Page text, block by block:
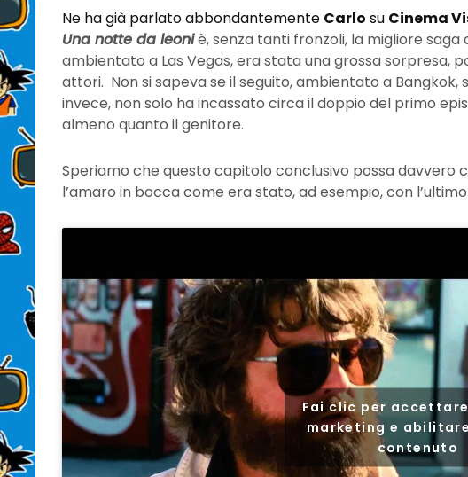
Ne ha già parlato abbondantemente Carlo su Cinema
Una notte da leoniè, senza tanti fronzoli, la migliore
ambientato a Las Vegas, era stata una grossa sorpresa,
attori. Non si sapeva se il seguito, ambientato a
invece, non solo ha incassato circa il doppio del primo
almeno quanto il genitore.
Speriamo che questo capitolo conclusivo possa davvero
l’amaro in bocca come era stato, ad esempio, con
Fai clic per
marketing e
contenuto